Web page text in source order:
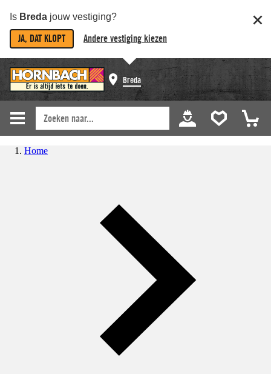
Is Breda jouw vestiging?
JA, DAT KLOPT Andere vestiging kiezen
Breda
Home